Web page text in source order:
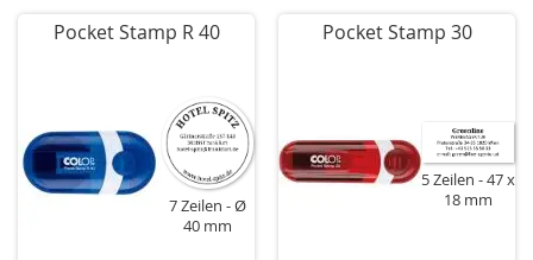
Pocket Stamp R 40
7 Zeilen
Ø
40 mm
Pocket Stamp 30
5 Zeilen
47 x
18 mm